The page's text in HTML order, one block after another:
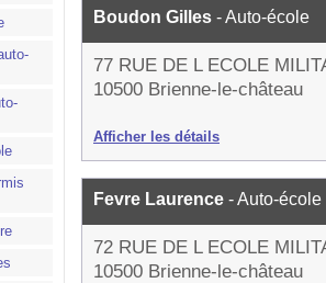
Boudon Gilles - Auto-école
77 RUE DE L ECOLE
10500 Brienne-le-château
Afficher les détails
Fevre Laurence - Auto-école
72 RUE DE L ECOLE
10500 Brienne-le-château